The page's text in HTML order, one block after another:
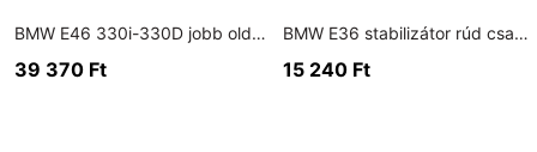
BMW E46 330i-330D jobb oldali banán lengőkar 85mm nagy csapágyas
39 370 Ft
BMW E36 stabilizátor rúd csavarkészlet hátsó tengely
15 240 Ft